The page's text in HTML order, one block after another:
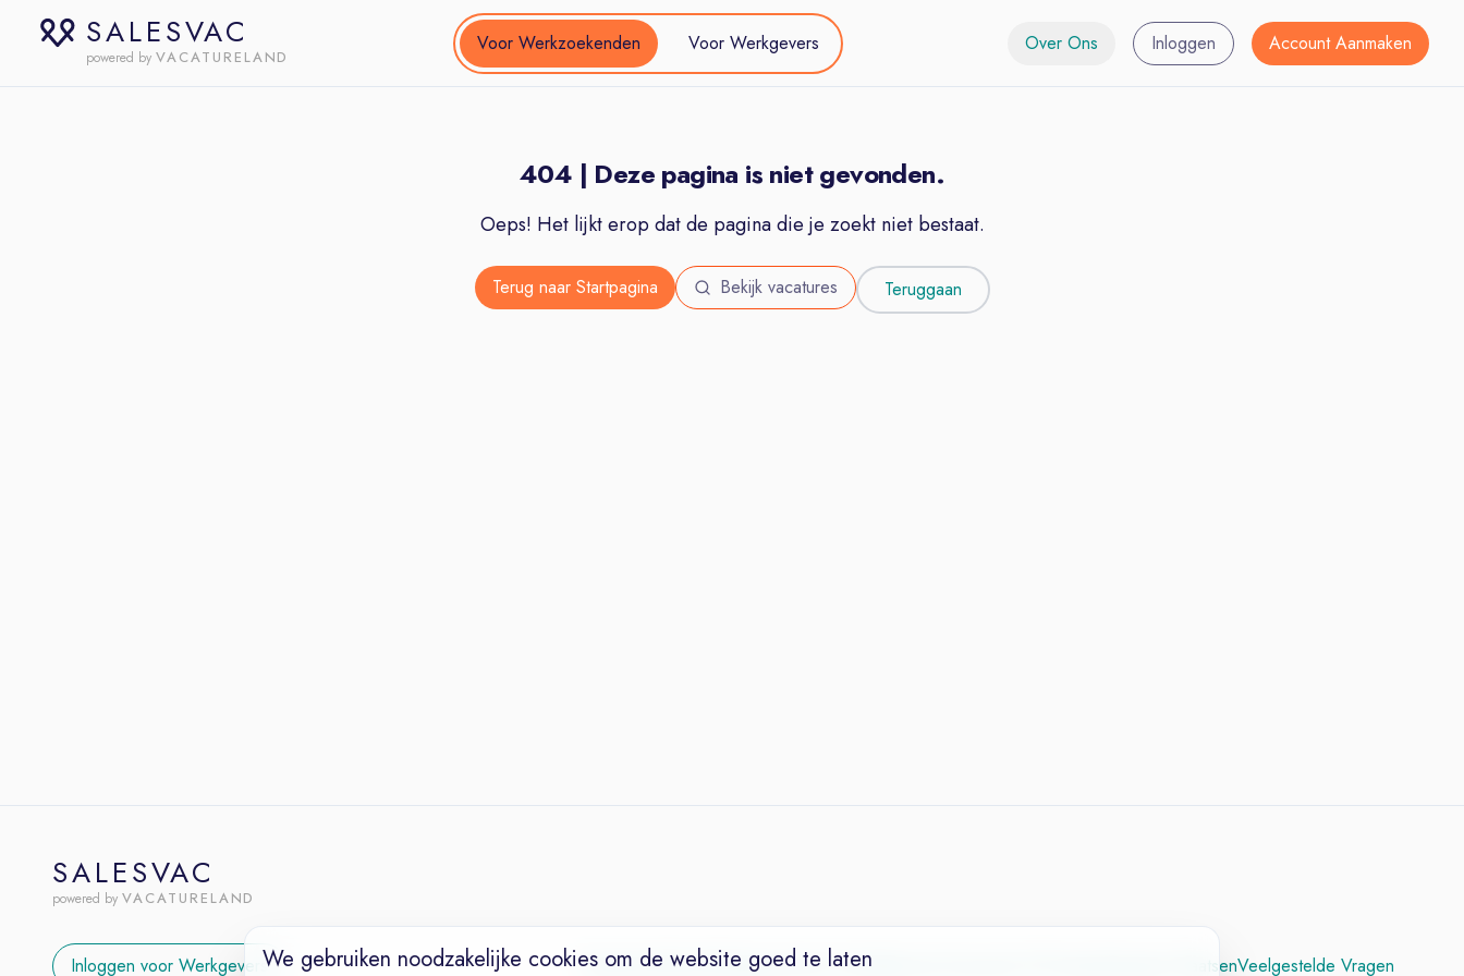
SALESVAC
powered by VACATURELAND
Voor Werkzoekenden Voor Werkgevers Over Ons Inloggen Account Aanmaken
404 | Deze pagina is niet gevonden.
Oeps! Het lijkt erop dat de pagina die je zoekt niet bestaat.
Terug naar Startpagina Bekijk vacatures Teruggaan
SALESVAC
powered by VACATURELAND
Inloggen voor Werkgevers VacaturesNichesWerkgeversOver OnsMaak een Succesvol CV Vacature PlaatsenVeelgestelde Vragen
We gebruiken noodzakelijke cookies om de website goed te laten